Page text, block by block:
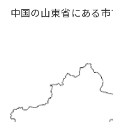
中国の山東省にある